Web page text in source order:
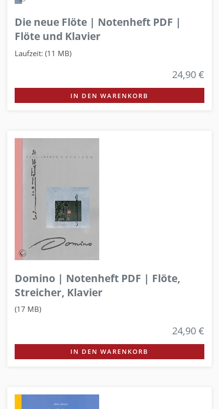
Die neue Flöte | Notenheft PDF |
Flöte und Klavier
Laufzeit: (11 MB)
24,90 €
IN DEN WARENKORB
Domino | Notenheft PDF | Flöte,
Streicher, Klavier
(17 MB)
24,90 €
IN DEN WARENKORB